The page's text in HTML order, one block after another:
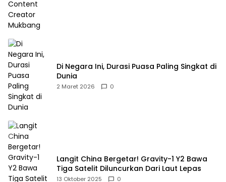
Di Negara Ini, Durasi Puasa Paling Singkat di
Dunia
2 Maret 2026 0
Langit China Bergetar! Gravity-1 Y2 Bawa
Tiga Satelit Diluncurkan Dari Laut Lepas
13 Oktober 2025 0